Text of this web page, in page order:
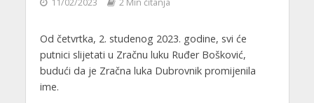
11/02/2023 2 Min čitanja
Od četvrtka, 2. studenog 2023. godine, svi će
putnici slijetati u Zračnu luku Ruđer Bošković,
budući da je Zračna luka Dubrovnik promijenila
ime.